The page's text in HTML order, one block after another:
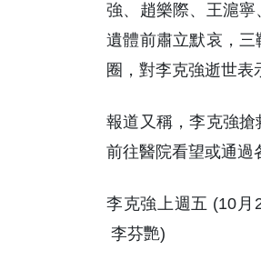
強、趙樂際、王滬
遺體前肅立默哀，
圈，對李克強逝世表
報道又稱，李克強
前往醫院看望或通過
李克強上週五 (10月
李芬艷)